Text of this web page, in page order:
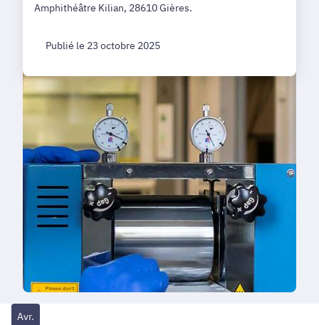
Amphithéâtre Kilian, 28610 Gières.
Publié le 23 octobre 2025
Avr.